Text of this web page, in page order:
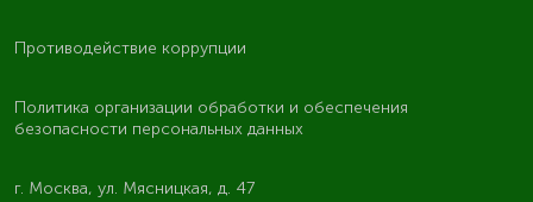
Противодействие коррупции
Политика организации обработки и обеспечения
безопасности персональных данных
г. Москва, ул. Мясницкая, д. 47